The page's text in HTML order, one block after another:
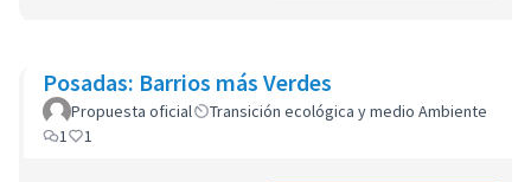
Posadas: Barrios más Verdes
Propuesta oficial
Transición ecológica y medio Ambiente
1
1